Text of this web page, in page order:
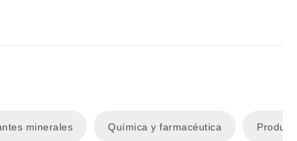
minerales Química y farmacéutica